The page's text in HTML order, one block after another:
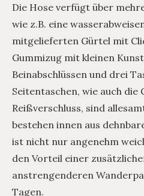
Die Hose verfügt über
wie z.B. eine
mitgelieferten Gürtel mit
Gummizug mit kleinen
Beinabschlüssen und drei
Seitentaschen, wie auch die
Reißverschluss, sind
bestehen innen aus
ist nicht nur angenehm
den Vorteil einer
anstrengenderen
Tagen.